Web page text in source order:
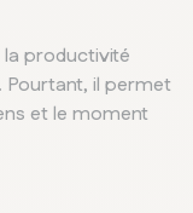
productivité
il permet
et le moment